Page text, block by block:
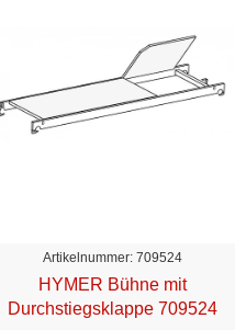
Artikelnummer: 709524
HYMER Bühne mit
Durchstiegsklappe 709524